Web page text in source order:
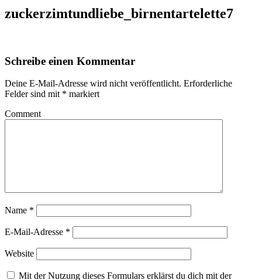
zuckerzimtundliebe_birnentartelette7
Schreibe einen Kommentar
Deine E-Mail-Adresse wird nicht veröffentlicht. Erforderliche
Felder sind mit * markiert
Comment
Name *
E-Mail-Adresse *
Website
Mit der Nutzung dieses Formulars erklärst du dich mit der